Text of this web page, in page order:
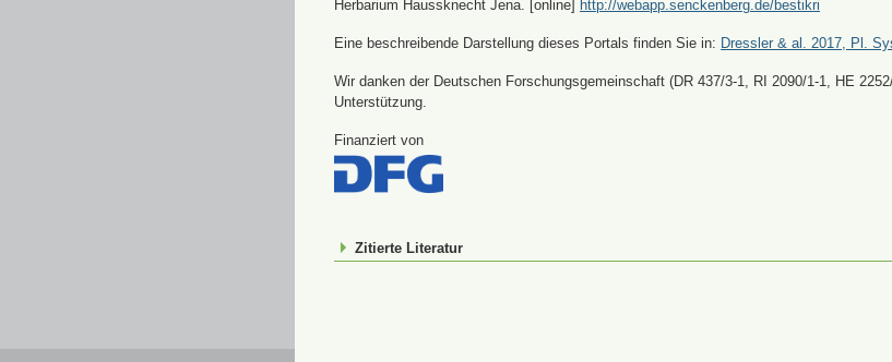
Herbarium Haussknecht Jena. [online] http://webapp.senckenberg.de/bestikri
Eine beschreibende Darstellung dieses Portals finden Sie in: Dressler & al. 2017, Pl.
Wir danken der Deutschen Forschungsgemeinschaft (DR 437/3-1, RI 2090/1-1, HE
Unterstützung.
Finanziert von
Zitierte Literatur